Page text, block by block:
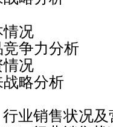
况
力分析
况
分析
业销售状况